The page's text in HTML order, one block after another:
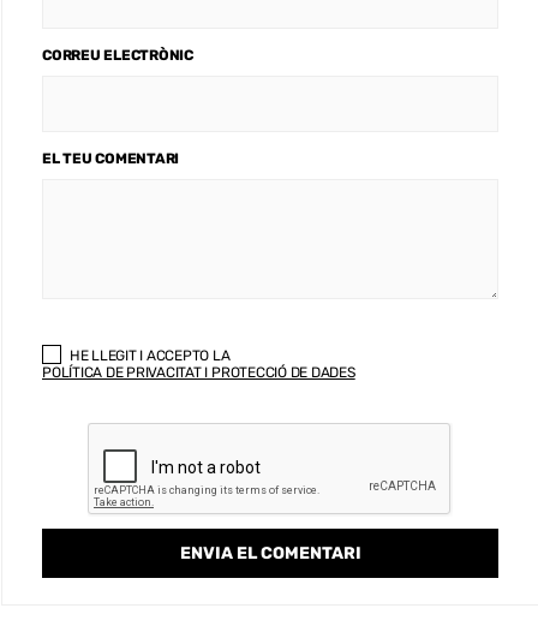
CORREU ELECTRÒNIC
EL TEU COMENTARI
HE LLEGIT I ACCEPTO LA
POLÍTICA DE PRIVACITAT I PROTECCIÓ DE DADES